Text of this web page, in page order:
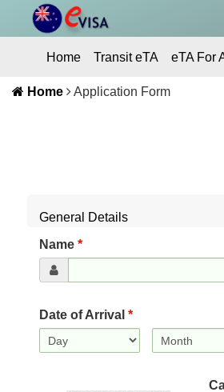
Home Transit eTA eTA For
Contact Us
Home Application Form
General Details
Name *
Date of Arrival *